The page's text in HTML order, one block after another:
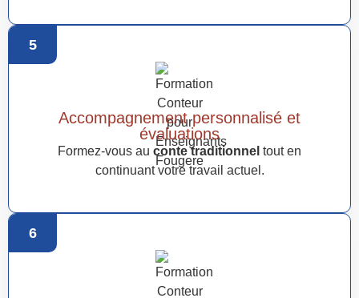
5
Accompagnement personnalisé et
évaluations
Formez-vous au conte traditionnel tout en
continuant votre travail actuel.
6